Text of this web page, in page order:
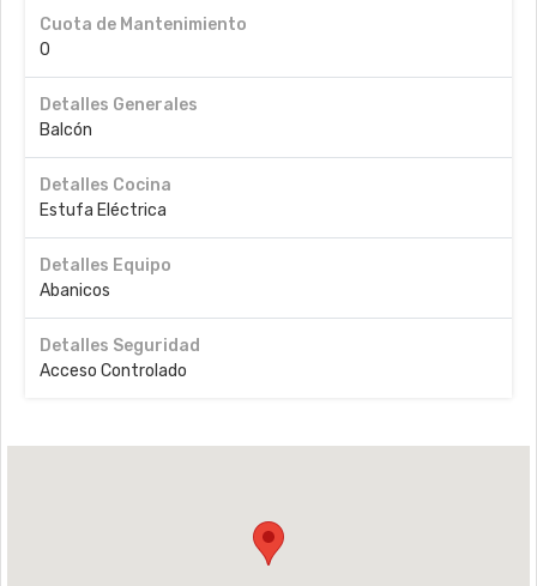
Cuota de Mantenimiento
0
Detalles Generales
Balcón
Detalles Cocina
Estufa Eléctrica
Detalles Equipo
Abanicos
Detalles Seguridad
Acceso Controlado